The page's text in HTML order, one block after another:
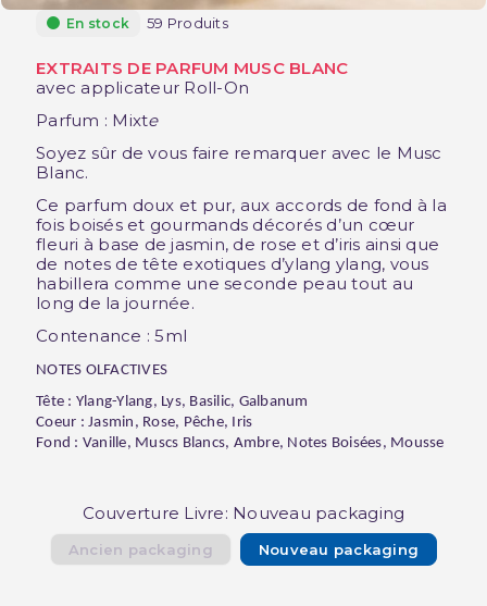
En stock 59 Produits
EXTRAITS DE PARFUM MUSC BLANC
avec applicateur Roll-On
Parfum : Mixte
Soyez sûr de vous faire remarquer avec le Musc
Blanc.
Ce parfum doux et pur, aux accords de fond à la
fois boisés et gourmands décorés d’un cœur
fleuri à base de jasmin, de rose et d’iris ainsi que
de notes de tête exotiques d’ylang ylang, vous
habillera comme une seconde peau tout au
long de la journée.
Contenance : 5ml
NOTES OLFACTIVES
Tête : Ylang-Ylang, Lys, Basilic, Galbanum
Coeur : Jasmin, Rose, Pêche, Iris
Fond : Vanille, Muscs Blancs, Ambre, Notes Boisées, Mousse
Couverture Livre: Nouveau packaging
Ancien packaging Nouveau packaging